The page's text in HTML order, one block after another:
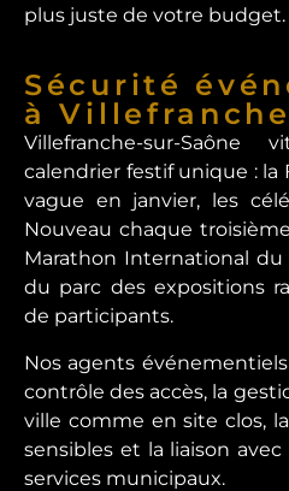
plus juste de votre budget.
Sécurité
à
Villefranche-sur-
calendrier festif unique : la
vague en janvier, les
Nouveau chaque
Marathon International du
du parc des expositions
de participants.
Nos agents
contrôle des accès, la
ville comme en site clos,
sensibles et la liaison
services municipaux.